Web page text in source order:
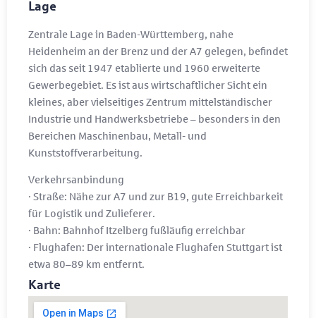
Lage
Zentrale Lage in Baden-Württemberg, nahe
Heidenheim an der Brenz und der A7 gelegen, befindet
sich das seit 1947 etablierte und 1960 erweiterte
Gewerbegebiet. Es ist aus wirtschaftlicher Sicht ein
kleines, aber vielseitiges Zentrum mittelständischer
Industrie und Handwerksbetriebe – besonders in den
Bereichen Maschinenbau, Metall- und
Kunststoffverarbeitung.
Verkehrsanbindung
· Straße: Nähe zur A7 und zur B19, gute Erreichbarkeit
für Logistik und Zulieferer.
· Bahn: Bahnhof Itzelberg fußläufig erreichbar
· Flughafen: Der internationale Flughafen Stuttgart ist
etwa 80–89 km entfernt.
Karte